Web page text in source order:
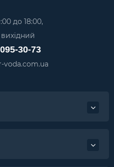
до 18:00,
30-73
voda.com.ua